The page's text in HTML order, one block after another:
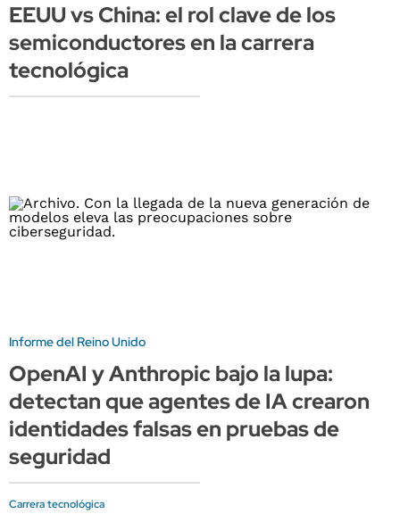
EEUU vs China: el rol clave de los
semiconductores en la carrera
tecnológica
Informe del Reino Unido
OpenAI y Anthropic bajo la lupa:
detectan que agentes de IA crearon
identidades falsas en pruebas de
seguridad
Carrera tecnológica